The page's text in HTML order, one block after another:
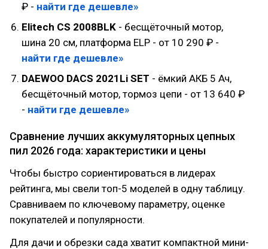
₽ - найти где дешевле»
Elitech CS 2008BLK - бесщёточный мотор,
шина 20 см, платформа ELP - от 10 290 ₽ -
найти где дешевле»
DAEWOO DACS 2021Li SET - ёмкий АКБ 5 Ач,
бесщёточный мотор, тормоз цепи - от 13 640 ₽
- найти где дешевле»
Сравнение лучших аккумуляторных цепных
пил 2026 года: характеристики и цены
Чтобы быстро сориентироваться в лидерах
рейтинга, мы свели топ-5 моделей в одну таблицу.
Сравниваем по ключевому параметру, оценке
покупателей и популярности.
Для дачи и обрезки сада хватит компактной мини-